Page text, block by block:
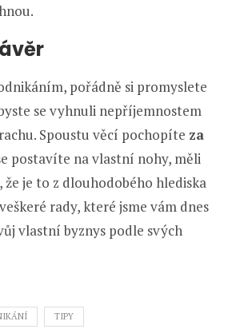
pořádně si promyslete
se vyhnuli nepříjemnostem
Spoustu věcí pochopíte za
postavíte na vlastní nohy, měli
že je to z dlouhodobého hlediska
rady, které jsme vám dnes
vlastní byznys podle svých
TIPY